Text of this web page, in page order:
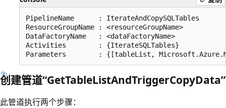
PipelineName      : IterateAndCopySQLTables
ResourceGroupName : <resourceGroupName>
DataFactoryName   : <dataFactoryName>
Activities        : {IterateSQLTables}
创建管道“GetTableListAndTriggerCopyData”
此管道执行两个步骤：